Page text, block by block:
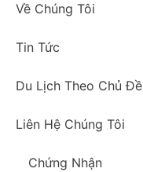
Về Chúng Tôi
Tin Tức
Du Lịch Theo Chủ Đề
Liên Hệ Chúng Tôi
Chứng Nhận